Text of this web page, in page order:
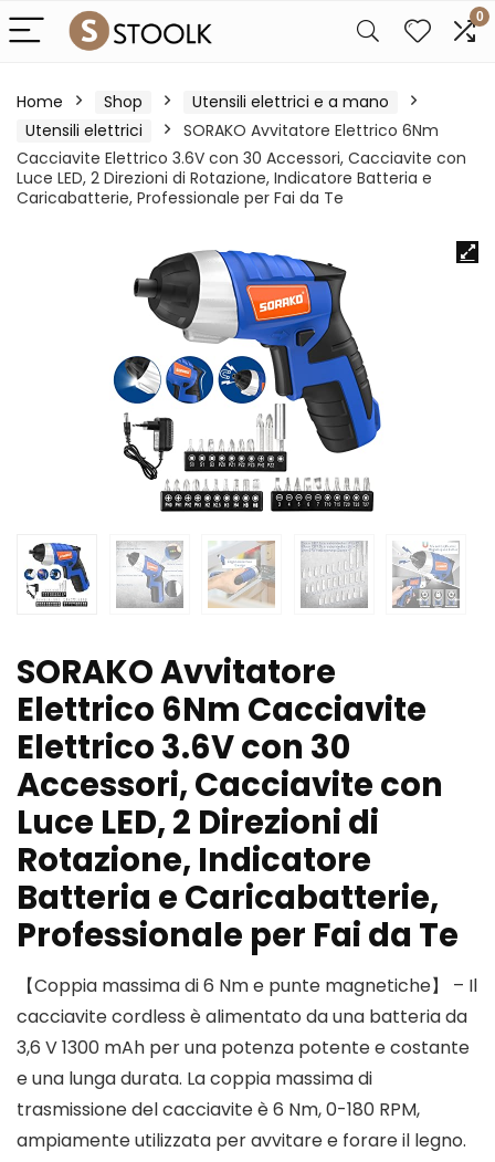
0
Home Shop
Utensili elettrici e a mano
Utensili elettrici
SORAKO Avvitatore Elettrico 6Nm
Cacciavite Elettrico 3.6V con 30 Accessori, Cacciavite con
Luce LED, 2 Direzioni di Rotazione, Indicatore Batteria e
Caricabatterie, Professionale per Fai da Te
SORAKO Avvitatore
Elettrico 6Nm Cacciavite
Elettrico 3.6V con 30
Accessori, Cacciavite con
Luce LED, 2 Direzioni di
Rotazione, Indicatore
Batteria e Caricabatterie,
Professionale per Fai da Te
【Coppia massima di 6 Nm e punte magnetiche】 – Il
cacciavite cordless è alimentato da una batteria da
3,6 V 1300 mAh per una potenza potente e costante
e una lunga durata. La coppia massima di
trasmissione del cacciavite è 6 Nm, 0-180 RPM,
ampiamente utilizzata per avvitare e forare il legno.